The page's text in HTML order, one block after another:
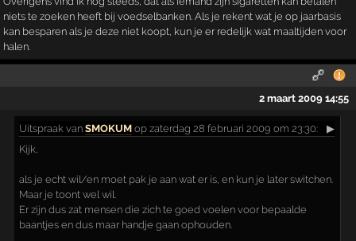
niets te zoeken heeft bij voedselbanken. Als je rekent wat je op jaarbasis
kan besparen als je deze niet koopt, kun je er redelijk wat maaltijden voor
halen.
2 maart 2009 14:55
Uitspraak vanSMOKUM op zaterdag 28 februari 2009 om 23:30:
▶
Kijk,
als je echt wil/en moet pak je aan wat er is, en kun je later switchen.
Maar je toont wel wil.
Er zijn dus zat mensen die zich te goed voelen voor bepaalde
baantjes en dus maar handje gaan ophouden.